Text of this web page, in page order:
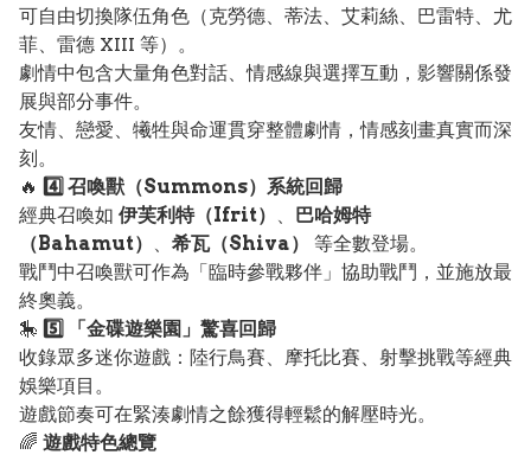
可自由切換隊伍角色（克勞德、蒂法、艾莉絲、巴雷特、尤
菲、雷德 XIII 等）。
劇情中包含大量角色對話、情感線與選擇互動，影響關係發
展與部分事件。
友情、戀愛、犧牲與命運貫穿整體劇情，情感刻畫真實而深
刻。
🔥 4️⃣ 召喚獸（Summons）系統回歸
經典召喚如 伊芙利特（Ifrit） 、 巴哈姆特
（Bahamut） 、 希瓦（Shiva）
等全數登場。
戰鬥中召喚獸可作為「臨時參戰夥伴」協助戰鬥，並施放最
終奧義。
🎠 5️⃣ 「金碟遊樂園」驚喜回歸
收錄眾多迷你遊戲：陸行鳥賽、摩托比賽、射擊挑戰等經典
娛樂項目。
遊戲節奏可在緊湊劇情之餘獲得輕鬆的解壓時光。
🌈 遊戲特色總覽